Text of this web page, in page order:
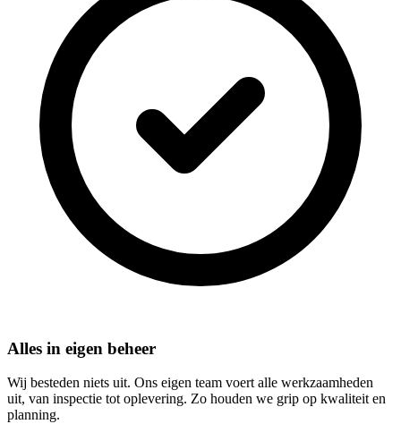
Alles in eigen beheer
Wij besteden niets uit. Ons eigen team voert alle werkzaamheden
uit, van inspectie tot oplevering. Zo houden we grip op kwaliteit en
planning.